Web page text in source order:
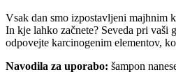
Vsak dan smo izpostavljeni majhnim
In kje lahko začnete? Seveda pri
odpovejte karcinogenim elementov,
Navodila za uporabo: šampon